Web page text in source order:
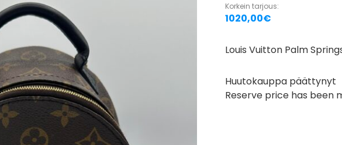
Korkein tarjous:
1020,00€
Louis Vuitton Palm
Huutokauppa päättynyt
Reserve price has been